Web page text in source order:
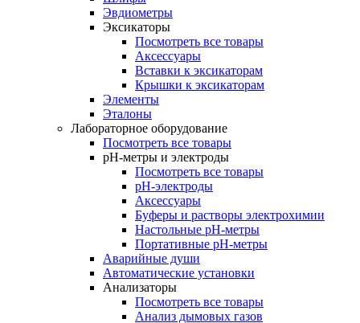
Эвдиометры
Эксикаторы
Посмотреть все товары
Аксессуары
Вставки к эксикаторам
Крышки к эксикаторам
Элементы
Эталоны
Лабораторное оборудование
Посмотреть все товары
pH-метры и электроды
Посмотреть все товары
pH-электроды
Аксессуары
Буферы и растворы электрохимии
Настольные рН-метры
Портативные рН-метры
Аварийные души
Автоматические установки
Анализаторы
Посмотреть все товары
Анализ дымовых газов